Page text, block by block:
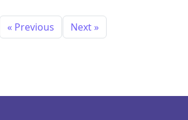
« Previous Next »